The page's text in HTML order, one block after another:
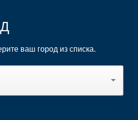
ваш город из списка.